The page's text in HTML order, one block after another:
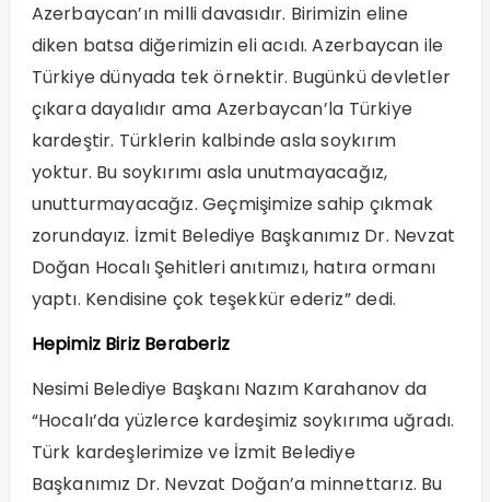
Azerbaycan’ın milli davasıdır. Birimizin eline
diken batsa diğerimizin eli acıdı. Azerbaycan ile
Türkiye dünyada tek örnektir. Bugünkü devletler
çıkara dayalıdır ama Azerbaycan’la Türkiye
kardeştir. Türklerin kalbinde asla soykırım
yoktur. Bu soykırımı asla unutmayacağız,
unutturmayacağız. Geçmişimize sahip çıkmak
zorundayız. İzmit Belediye Başkanımız Dr. Nevzat
Doğan Hocalı Şehitleri anıtımızı, hatıra ormanı
yaptı. Kendisine çok teşekkür ederiz” dedi.
Hepimiz Biriz Beraberiz
Nesimi Belediye Başkanı Nazım Karahanov da
“Hocalı’da yüzlerce kardeşimiz soykırıma uğradı.
Türk kardeşlerimize ve İzmit Belediye
Başkanımız Dr. Nevzat Doğan’a minnettarız. Bu